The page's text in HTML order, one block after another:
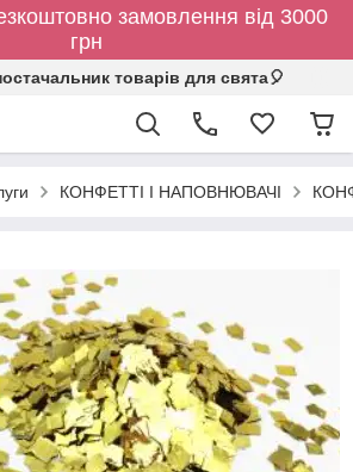
замовлення від 3000
грн
товарів для свята🎈
КОНФЕТТІ І НАПОВНЮВАЧІ